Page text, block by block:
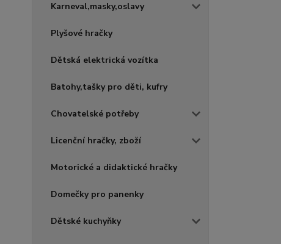
Karneval,masky,oslavy
Plyšové hračky
Dětská elektrická vozítka
Batohy,tašky pro děti, kufry
Chovatelské potřeby
Licenční hračky, zboží
Motorické a didaktické hračky
Domečky pro panenky
Dětské kuchyňky